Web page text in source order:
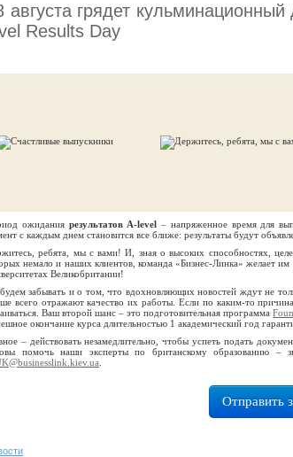
августа грядет
Results Day
ожидания результатов A-level – напряженное время для
с каждым днем становится все ближе: результаты будут
ребята, мы с вами! И, зная о высоких способностях,
немало и наших клиентов, команда «Бизнес-Линка» желает
Великобритании!
забывать и о том, что вдохновляющих новостей ждут не
всего отражают качество их работы. Если по каким-то
Ваш второй шанс – это подготовительная программа
окончание курса длительностью 1 академический год
– действовать незамедлительно, чтобы успеть подать
помочь наши эксперты по британскому образованию –
Отправить